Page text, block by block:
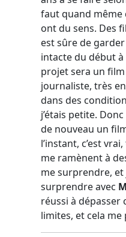
faut quand même
ont du sens. Des
est sûre de
intacte du début
projet sera un
journaliste, très
dans des
j’étais petite.
de nouveau un
l’instant, c’est
me ramènent à
me surprendre, et
surprendre avec
réussi à dépasser
limites, et cela